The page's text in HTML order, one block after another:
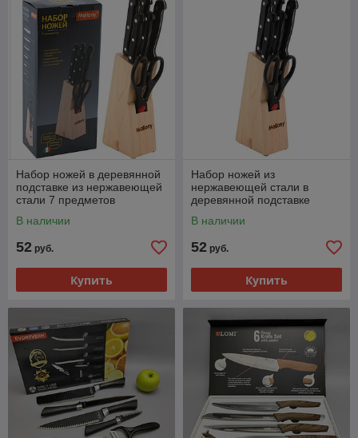
Набор ножей в деревянной
подставке из нержавеющей
стали 7 предметов
В наличии
52 руб.
Купить
Набор ножей из
нержавеющей стали в
деревянной подставке
В наличии
52 руб.
Купить